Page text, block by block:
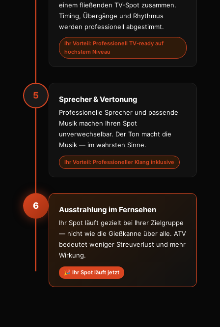
einem fließenden TV-Spot zusammen.
Timing, Übergänge und Rhythmus
werden professionell abgestimmt.
Ihr Vorteil: Professionell TV-ready auf
höchstem Niveau
5 Sprecher & Vertonung
Professionelle Sprecher und passende
Musik machen Ihren Spot
unverwechselbar. Der Ton macht die
Musik — im wahrsten Sinne.
Ihr Vorteil: Professioneller Klang inklusive
6 Ausstrahlung im Fernsehen
Ihr Spot läuft gezielt bei Ihrer Zielgruppe
— nicht wie die Gießkanne über alle. ATV
bedeutet weniger Streuverlust und mehr
Wirkung.
🎉 Ihr Spot läuft jetzt